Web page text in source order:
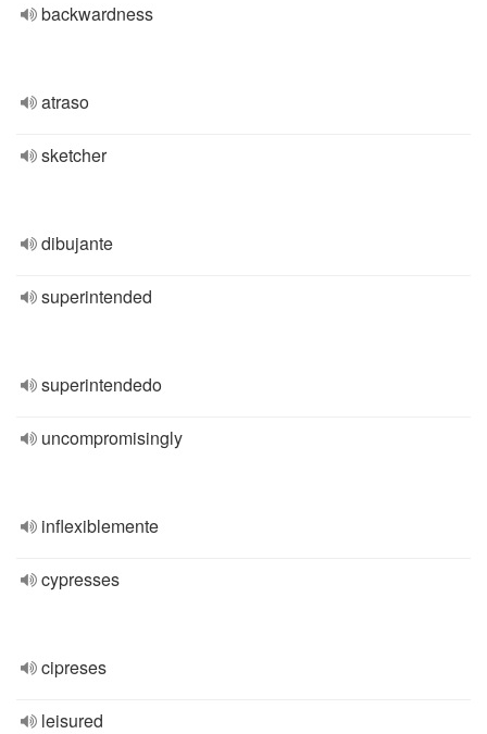
backwardness
atraso
sketcher
dibujante
superintended
superintendedo
uncompromisingly
inflexiblemente
cypresses
cipreses
leisured